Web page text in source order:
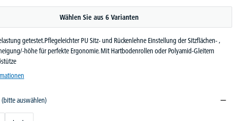
Wählen Sie aus 6 Varianten
getestet.Pflegeleichter PU Sitz- und Rückenlehne Einstellung der Sitzflächen- ,
höhe für perfekte Ergonomie. Mit Hartbodenrollen oder Polyamid-Gleitern
(bitte auswählen)